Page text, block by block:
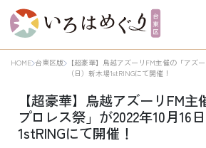
HOME 台東区版
【超豪華】鳥越アズーリFM主催の「アズー
（日）新木場1stRINGにて開催！
【超豪華】鳥越アズーリFM主
プロレス祭」が2022年10月16
1stRINGにて開催！